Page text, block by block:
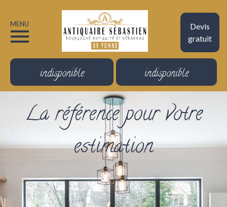
Devis
gratuit
MENU
indisponible indisponible
La référence pour votre
estimation